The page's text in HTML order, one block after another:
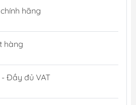
hãng
hàng
Đầy đủ VAT